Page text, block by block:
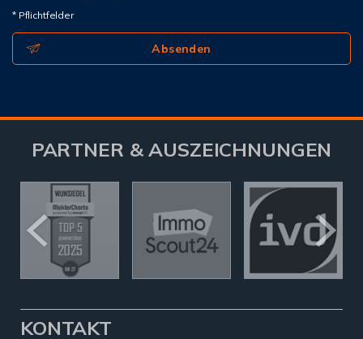
* Pflichtfelder
Absenden
PARTNER & AUSZEICHNUNGEN
KONTAKT